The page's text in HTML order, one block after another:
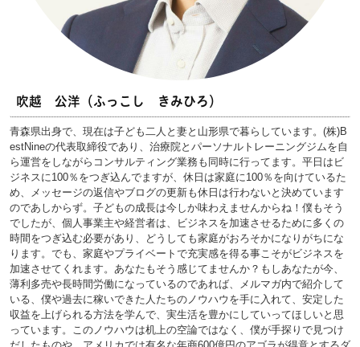
吹越 公洋（ふっこし きみひろ）
青森県出身で、現在は子ども二人と妻と山形県で暮らしています。(株)B
estNineの代表取締役であり、治療院とパーソナルトレーニングジムを自
ら運営をしながらコンサルティング業務も同時に行ってます。平日はビ
ジネスに100％をつぎ込んでますが、休日は家庭に100％を向けているた
め、メッセージの返信やブログの更新も休日は行わないと決めています
のであしからず。子どもの成長は今しか味わえませんからね！僕もそう
でしたが、個人事業主や経営者は、ビジネスを加速させるために多くの
時間をつぎ込む必要があり、どうしても家庭がおろそかになりがちにな
ります。でも、家庭やプライベートで充実感を得る事こそがビジネスを
加速させてくれます。あなたもそう感じてませんか？もしあなたが今、
薄利多売や長時間労働になっているのであれば、メルマガ内で紹介して
いる、僕や過去に稼いできた人たちのノウハウを手に入れて、安定した
収益を上げられる方法を学んで、実生活を豊かにしていってほしいと思
っています。このノウハウは机上の空論ではなく、僕が手探りで見つけ